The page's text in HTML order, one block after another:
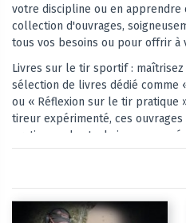
votre discipline ou en apprendre
collection d'ouvrages,
tous vos besoins ou pour offrir
Livres sur le tir sportif :
sélection de livres dédié comme
ou « Réflexion sur le tir pratique
tireur expérimenté, ces
pratiques, des techniques
améliorer votre précision et vos
sportif : Apprenez les
du tir sportif. Des livres détaillés
tir aux techniques de respiration
: Découvrez des programmes